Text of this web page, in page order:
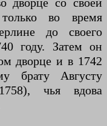
во время
до своего
году. Затем он
дворце и в 1742
брату Августу
чья вдова